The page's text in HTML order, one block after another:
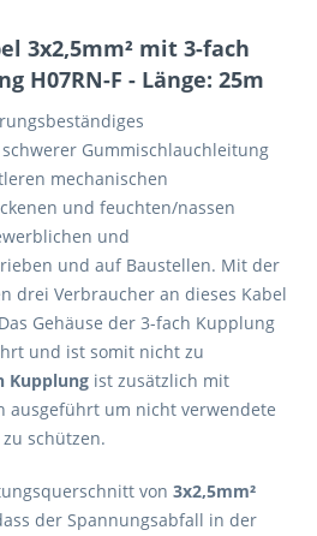
3x2,5mm² mit 3-fach
H07RN-F - Länge: 25m
Gummischlauchleitung
mechanischen
und feuchten/nassen
und
und auf Baustellen. Mit der
drei Verbraucher an dieses Kabel
Gehäuse der 3-fach Kupplung
und ist somit nicht zu
Kupplung ist zusätzlich mit
ausgeführt um nicht verwendete
schützen.
von 3x2,5mm²
der Spannungsabfall in der